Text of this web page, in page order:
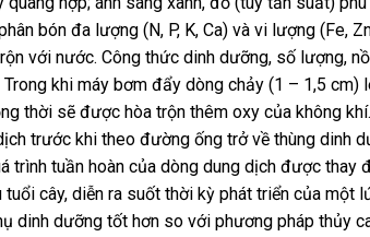
bón đa lượng (N, P, K, Ca) và vi lượng (Fe,
với nước. Công thức dinh dưỡng, số lượng,
khi máy bơm đẩy dòng chảy (1 – 1,5 cm)
thời sẽ được hòa trộn thêm oxy của không
trước khi theo đường ống trở về thùng dinh
trình tuần hoàn của dòng dung dịch được
cây, diễn ra suốt thời kỳ phát triển của một
dinh dưỡng tốt hơn so với phương pháp thủy